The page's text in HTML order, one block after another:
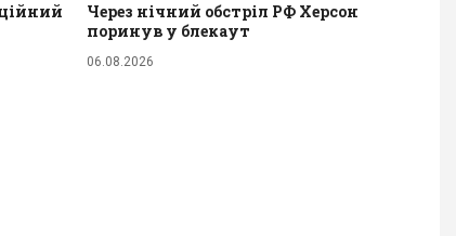
Через нічний обстріл РФ Херсон
поринув у блекаут
06.08.2026